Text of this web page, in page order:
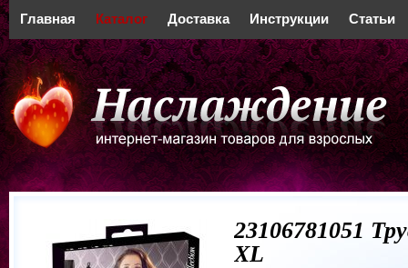
Главная Каталог Доставка Инструкции Статьи
23106781051
XL